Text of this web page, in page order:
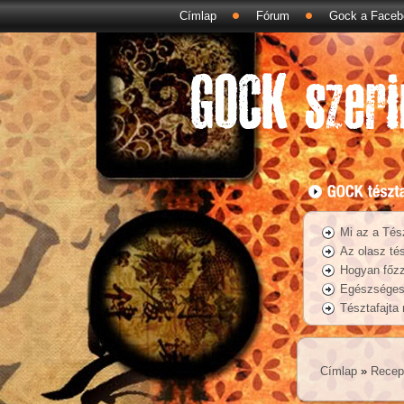
Címlap Fórum Gock a
Mi az a
Az olasz
Hogyan
Tésztafajta
Címlap »